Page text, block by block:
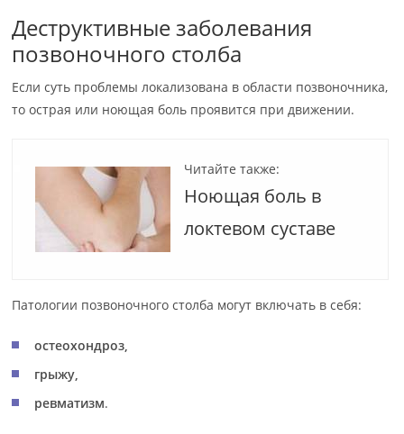
Деструктивные заболевания
позвоночного столба
Если суть проблемы локализована в области позвоночника,
то острая или ноющая боль проявится при движении.
Читайте также:
Ноющая боль в
локтевом суставе
Патологии позвоночного столба могут включать в себя:
остеохондроз,
грыжу,
ревматизм.